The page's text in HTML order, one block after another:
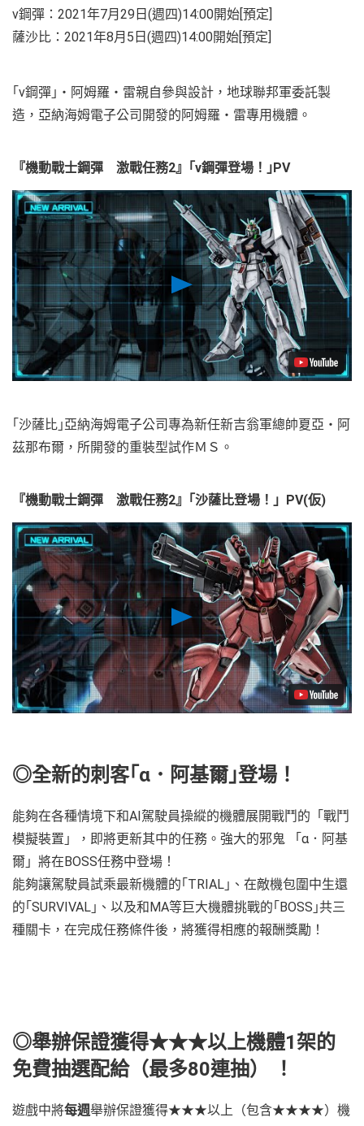
ν鋼彈：2021年7月29日(週四)14:00開始[預定]
薩沙比：2021年8月5日(週四)14:00開始[預定]
｢ν鋼彈｣・阿姆羅・雷親自參與設計，地球聯邦軍委託製
造，亞納海姆電子公司開發的阿姆羅・雷專用機體。
『機動戰士鋼彈 激戰任務2』｢ν鋼彈登場！｣PV
Play
Video
｢沙薩比｣亞納海姆電子公司專為新任新吉翁軍總帥夏亞・阿
茲那布爾，所開發的重裝型試作ＭＳ。
『機動戰士鋼彈 激戰任務2』｢沙薩比登場！」PV(仮)
Play
Video
◎全新的刺客｢α．阿基爾｣登場！
能夠在各種情境下和AI駕駛員操縱的機體展開戰鬥的「戰鬥
模擬裝置」，即將更新其中的任務。強大的邪鬼 「α．阿基
爾」將在BOSS任務中登場！
能夠讓駕駛員試乘最新機體的｢TRIAL｣、在敵機包圍中生還
的｢SURVIVAL｣、以及和MA等巨大機體挑戰的｢BOSS｣共三
種關卡，在完成任務條件後，將獲得相應的報酬獎勵！
◎舉辦保證獲得★★★以上機體1架的
免費抽選配給（最多80連抽） ！
遊戲中將每週舉辦保證獲得★★★以上（包含★★★★）機